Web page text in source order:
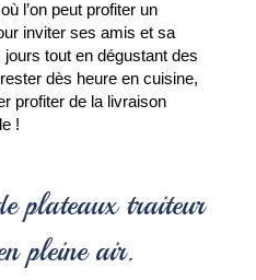
l’on peut profiter un
inviter ses amis et sa
dès heure en cuisine,
profiter de la livraison
!
plateaux traiteur
pleine air.